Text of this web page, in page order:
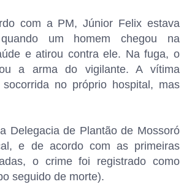
com a PM, Júnior Felix estava
quando um homem chegou na
e atirou contra ele. Na fuga, o
a arma do vigilante. A vítima
no próprio hospital, mas
Delegacia de Plantão de Mossoró
e de acordo com as primeiras
o crime foi registrado como
seguido de morte).